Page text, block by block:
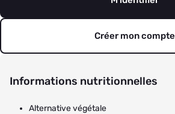
Créer mon compte
Informations nutritionnelles
Alternative végétale